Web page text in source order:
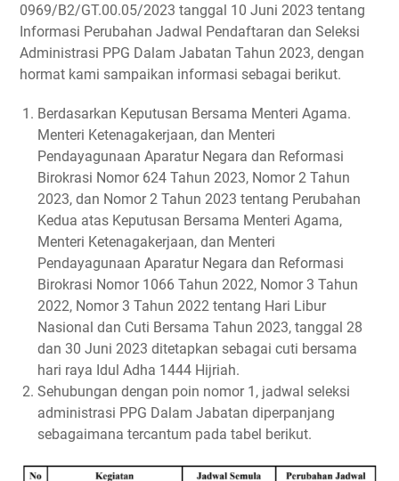
0969/B2/GT.00.05/2023 tanggal 10 Juni 2023 tentang
Informasi Perubahan Jadwal Pendaftaran dan Seleksi
Administrasi PPG Dalam Jabatan Tahun 2023, dengan
hormat kami sampaikan informasi sebagai berikut.
Berdasarkan Keputusan Bersama Menteri Agama.
Menteri Ketenagakerjaan, dan Menteri
Pendayagunaan Aparatur Negara dan Reformasi
Birokrasi Nomor 624 Tahun 2023, Nomor 2 Tahun
2023, dan Nomor 2 Tahun 2023 tentang Perubahan
Kedua atas Keputusan Bersama Menteri Agama,
Menteri Ketenagakerjaan, dan Menteri
Pendayagunaan Aparatur Negara dan Reformasi
Birokrasi Nomor 1066 Tahun 2022, Nomor 3 Tahun
2022, Nomor 3 Tahun 2022 tentang Hari Libur
Nasional dan Cuti Bersama Tahun 2023, tanggal 28
dan 30 Juni 2023 ditetapkan sebagai cuti bersama
hari raya Idul Adha 1444 Hijriah.
Sehubungan dengan poin nomor 1, jadwal seleksi
administrasi PPG Dalam Jabatan diperpanjang
sebagaimana tercantum pada tabel berikut.